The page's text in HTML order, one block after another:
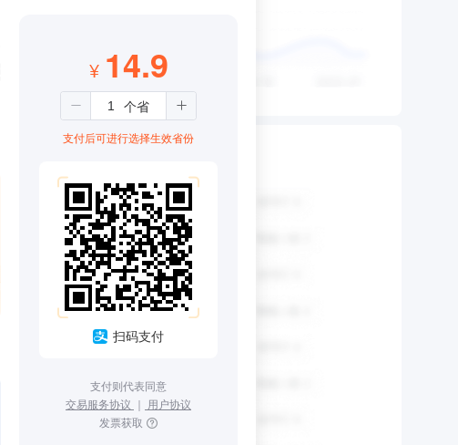
月
1.08元
¥ 14.9
支付后可进行选择生效省份
扫码支付
支付则代表同意
交易服务协议 ｜ 用户协议
发票获取